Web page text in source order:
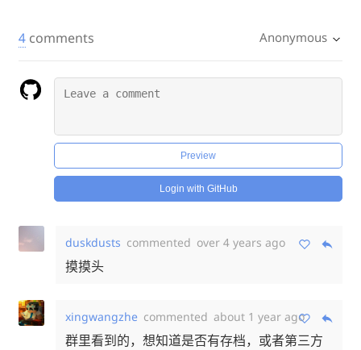
4 comments Anonymous
Preview
Login with GitHub
duskdusts commented over 4 years ago
摸摸头
xingwangzhe commented about 1 year ago
群里看到的，想知道是否有存档，或者第三方